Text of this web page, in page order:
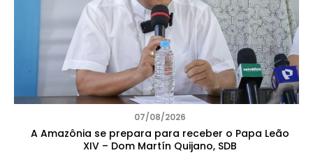
07/08/2026
A Amazônia se prepara para receber o Papa Leão
XIV – Dom Martín Quijano, SDB